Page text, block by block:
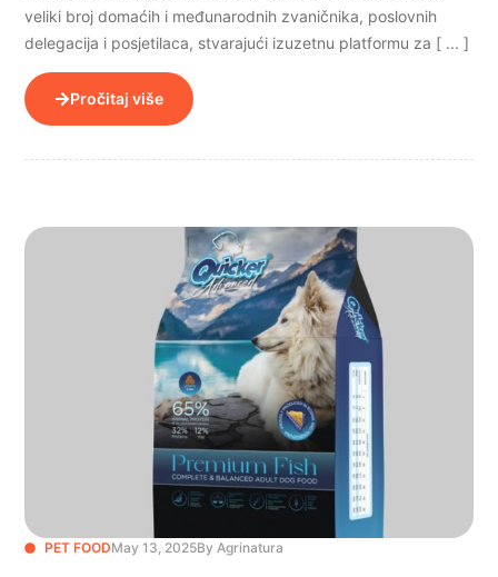
veliki broj domaćih i međunarodnih zvaničnika, poslovnih
delegacija i posjetilaca, stvarajući izuzetnu platformu za [ ... ]
Pročitaj više
PET FOODMay 13, 2025By Agrinatura